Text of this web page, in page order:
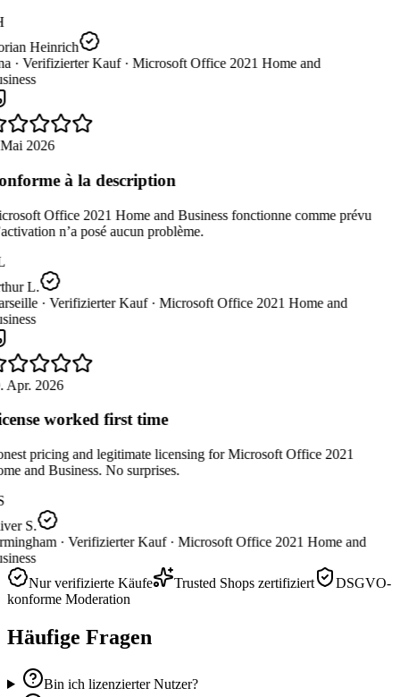
Heinrich
· Verifizierter Kauf · Microsoft Office 2021 Home and
2026
à la description
Office 2021 Home and Business fonctionne comme prévu
n’a posé aucun problème.
L.
· Verifizierter Kauf · Microsoft Office 2021 Home and
Apr. 2026
worked first time
pricing and legitimate licensing for Microsoft Office 2021
and Business. No surprises.
S.
· Verifizierter Kauf · Microsoft Office 2021 Home and
Nur verifizierte Käufe
Trusted Shops zertifiziert
DSGVO-
konforme Moderation
Häufige Fragen
Bin ich lizenzierter Nutzer?